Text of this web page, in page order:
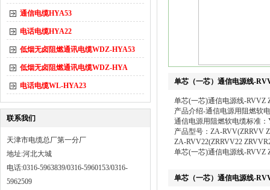
通信电缆HYA53
电话电缆HYA22
低烟无卤阻燃通讯电缆WDZ-HYA53
低烟无卤阻燃通讯电缆WDZ-HYA
电话电缆WL-HYA23
联系我们
天津市电缆总厂第一分厂
地址:河北大城
电话:0316-5963839/0316-5960153/0316-
5962509
单芯（一芯）通信电源线-
单芯(一芯)通信电源线-RVVZ
产品介绍-通信电源用阻燃软
通信电源用阻燃软电缆标准：
产品型号：ZA-RVV(ZRRVV
ZA-RVV22(ZRRVV22
单芯(一芯)通信电源线-RVVZ
单芯（一芯）通信电源线-